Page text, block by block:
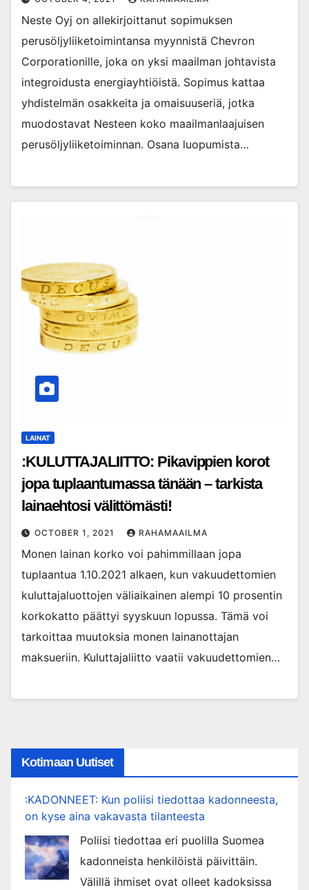
Neste Oyj on allekirjoittanut sopimuksen
perusöljyliiketoimintansa myynnistä Chevron
Corporationille, joka on yksi maailman johtavista
integroidusta energiayhtiöistä. Sopimus kattaa
yhdistelmän osakkeita ja omaisuuseriä, jotka
muodostavat Nesteen koko maailmanlaajuisen
perusöljyliiketoiminnan. Osana luopumista…
LAINAT
:KULUTTAJALIITTO: Pikavippien korot
jopa tuplaantumassa tänään – tarkista
lainaehtosi välittömästi!
OCTOBER 1, 2021 RAHAMAAILMA
Monen lainan korko voi pahimmillaan jopa
tuplaantua 1.10.2021 alkaen, kun vakuudettomien
kuluttajaluottojen väliaikainen alempi 10 prosentin
korkokatto päättyi syyskuun lopussa. Tämä voi
tarkoittaa muutoksia monen lainanottajan
maksueriin. Kuluttajaliitto vaatii vakuudettomien…
Kotimaan Uutiset
:KADONNEET: Kun poliisi tiedottaa kadonneesta,
on kyse aina vakavasta tilanteesta
Poliisi tiedottaa eri puolilla Suomea
kadonneista henkilöistä päivittäin.
Välillä ihmiset ovat olleet kadoksissa